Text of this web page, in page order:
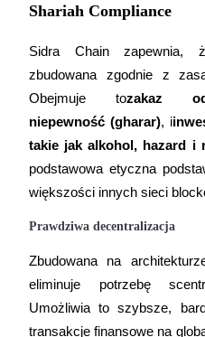
Kontrakty terminowe na
Kontrakty futures
Kopiowanie Transakcji
Dołącz do najlepszych
Shariah Compliance
Sidra Chain zapewnia,
zbudowana zgodnie z
Obejmuje tozakaz
niepewność (gharar), i
takie jak alkohol, hazard i
podstawowa etyczna
większości innych sieci
Prawdziwa decentralizacja
Zbudowana na
eliminuje potrzebę
Umożliwia to szybsze,
transakcje finansowe na